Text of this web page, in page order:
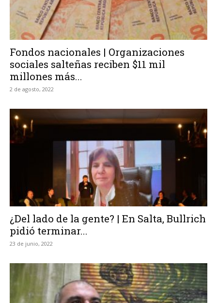
Fondos nacionales | Organizaciones
sociales salteñas reciben $11 mil
millones más...
2 de agosto, 2022
¿Del lado de la gente? | En Salta, Bullrich
pidió terminar...
23 de junio, 2022